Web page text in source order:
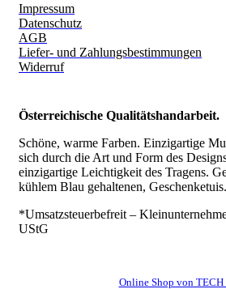
Impressum
Datenschutz
AGB
Liefer- und Zahlungsbestimmungen
Widerruf
Österreichische Qualitätshandarbeit.
Schöne, warme Farben. Einzigartige
sich durch die Art und Form des
einzigartige Leichtigkeit des Tragens.
kühlem Blau gehaltenen, Geschenketuis.
*Umsatzsteuerbefreit –
UStG
Online Shop von TECH